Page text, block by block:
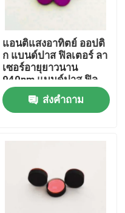
แอนติแสงอาทิตย์ ออปติ
ก แบนด์ปาส ฟิลเตอร์ ลา
เซอร์อายุยาวนาน
940nm แบนด์ปาส ฟิล
เตอร์
ส่งคำถาม